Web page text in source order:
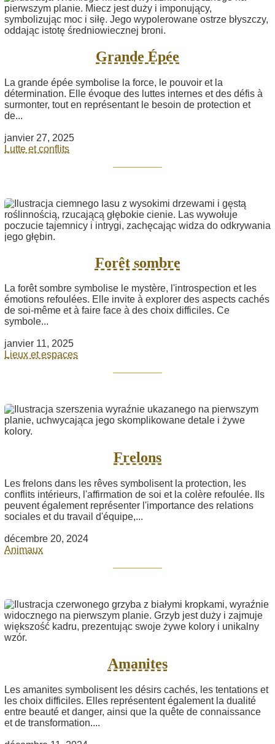
Grande Épée
La grande épée symbolise la force, le pouvoir et la
détermination. Elle évoque des luttes internes et des défis à
surmonter, tout en représentant le besoin de protection et
de...
janvier 27, 2025
Lutte et conflits
Forêt sombre
La forêt sombre symbolise le mystère, l'introspection et les
émotions refoulées. Elle invite à explorer des aspects cachés
de soi-même et à faire face à des choix difficiles. Ce
symbole...
janvier 11, 2025
Lieux et espaces
Frelons
Les frelons dans les rêves symbolisent la protection, les
conflits intérieurs, l'affirmation de soi et la colère refoulée. Ils
peuvent également représenter l'importance des relations
sociales et du travail d'équipe,...
décembre 20, 2024
Animaux
Amanites
Les amanites symbolisent les désirs cachés, les tentations et
les choix difficiles. Elles représentent également la dualité
entre beauté et danger, ainsi que la quête de connaissance
et de transformation....